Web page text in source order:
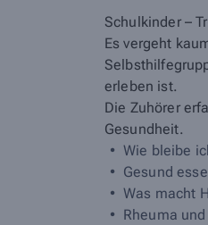
Schulkinder –
Es vergeht
erleben ist.
Die Zuhörer
Gesundheit.
Wie bleibe
Gesund
Was macht
Rheuma